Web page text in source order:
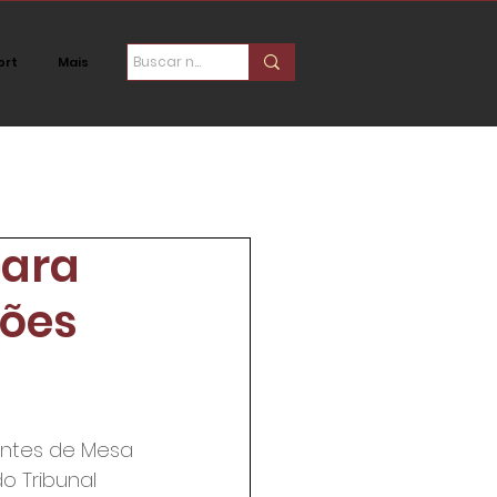
Mais
de Mesa
Tribunal